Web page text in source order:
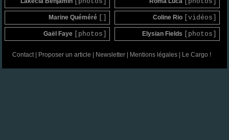
Marine Quéméré Coline Rio [vidéos]
Gaël Faye [photos] Elysian Fields [photos]
Contact| Proposer un article Newsletter| Mentions légales| Le Cargo !